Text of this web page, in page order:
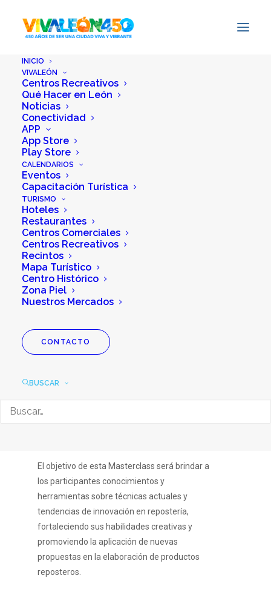
INICIO
VIVALEÓN
Centros Recreativos
Qué Hacer en León
Noticias
Conectividad
APP
App Store
Play Store
CALENDARIOS
Eventos
Capacitación Turística
TURISMO
Hoteles
Restaurantes
Centros Comerciales
Centros Recreativos
Recintos
Mapa Turístico
Centro Histórico
Zona Piel
Nuestros Mercados
CONTACTO
BUSCAR
Masterclass “Alta
pastelería: técnicas,
diseño y tendencias”
El objetivo de esta Masterclass será brindar a
los participantes conocimientos y
herramientas sobre técnicas actuales y
tendencias de innovación en repostería,
fortaleciendo sus habilidades creativas y
promoviendo la aplicación de nuevas
propuestas en la elaboración de productos
reposteros.